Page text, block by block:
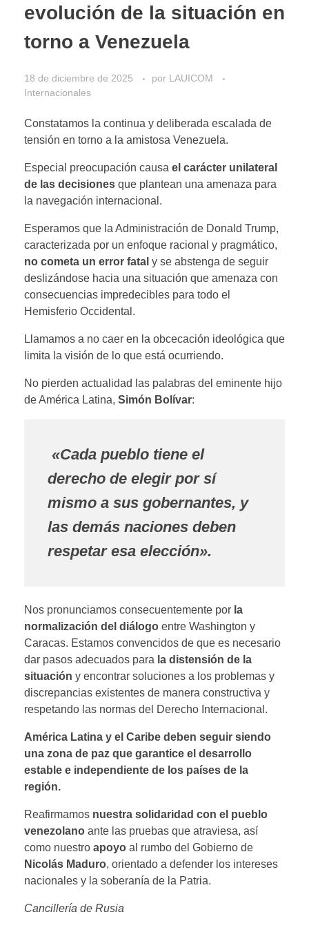
evolución de la situación en
torno a Venezuela
18 de diciembre de 2025 por LAUICOM
Internacionales
Constatamos la continua y deliberada escalada de
tensión en torno a la amistosa Venezuela.
Especial preocupación causa el carácter unilateral
de las decisiones que plantean una amenaza para
la navegación internacional.
Esperamos que la Administración de Donald Trump,
caracterizada por un enfoque racional y pragmático,
no cometa un error fatal y se abstenga de seguir
deslizándose hacia una situación que amenaza con
consecuencias impredecibles para todo el
Hemisferio Occidental.
Llamamos a no caer en la obcecación ideológica que
limita la visión de lo que está ocurriendo.
No pierden actualidad las palabras del eminente hijo
de América Latina, Simón Bolívar:
«Cada pueblo tiene el
derecho de elegir por sí
mismo a sus gobernantes, y
las demás naciones deben
respetar esa elección».
Nos pronunciamos consecuentemente por la
normalización del diálogo entre Washington y
Caracas. Estamos convencidos de que es necesario
dar pasos adecuados para la distensión de la
situación y encontrar soluciones a los problemas y
discrepancias existentes de manera constructiva y
respetando las normas del Derecho Internacional.
América Latina y el Caribe deben seguir siendo
una zona de paz que garantice el desarrollo
estable e independiente de los países de la
región.
Reafirmamos nuestra solidaridad con el pueblo
venezolano ante las pruebas que atraviesa, así
como nuestro apoyo al rumbo del Gobierno de
Nicolás Maduro, orientado a defender los intereses
nacionales y la soberanía de la Patria.
Cancillería de Rusia